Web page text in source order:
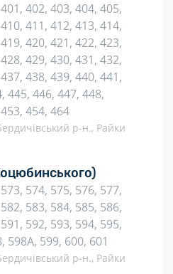
402, 403, 404, 405,
411, 412, 413, 414,
420, 421, 422, 423,
429, 430, 431, 432,
438, 439, 440, 441,
445, 446, 447, 448,
454, 464
р-н., Райки
574, 575, 576, 577,
583, 584, 585, 586,
592, 593, 594, 595,
598А, 599, 600, 601
р-н., Райки